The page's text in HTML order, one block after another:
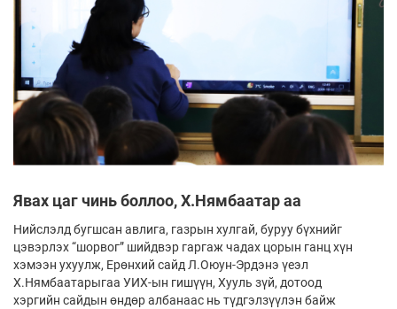
Явах цаг чинь боллоо, Х.Нямбаатар аа
Нийслэлд бугшсан авлига, газрын хулгай, буруу бүхнийг
цэвэрлэх “шорвог” шийдвэр гаргаж чадах цорын ганц хүн
хэмээн ухуулж, Ерөнхий сайд Л.Оюун-Эрдэнэ үеэл
Х.Нямбаатарыгаа УИХ-ын гишүүн, Хууль зүй, дотоод
хэргийн сайдын өндөр албанаас нь түдгэлзүүлэн байж